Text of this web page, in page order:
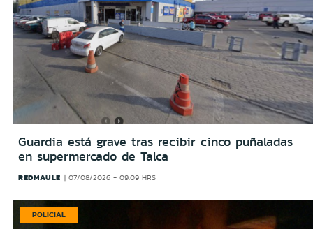
Guardia está grave tras recibir cinco puñaladas
en supermercado de Talca
REDMAULE 07/08/2026 - 09:09 HRS
POLICIAL